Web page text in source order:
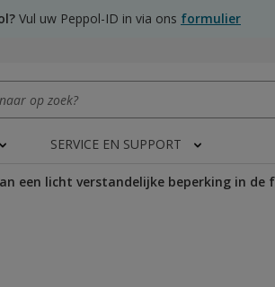
Vul uw Peppol-ID in via ons formulier
SERVICE EN SUPPORT
een licht verstandelijke beperking in de